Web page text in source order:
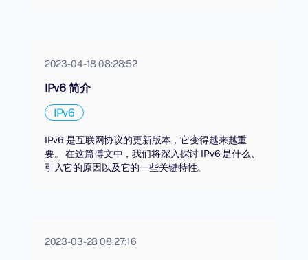
2023-04-18 08:28:52
IPv6 简介
IPv6
IPv6 是互联网协议的更新版本，它变得越来越重
要。 在这篇博文中，我们将深入探讨 IPv6 是什么、
引入它的原因以及它的一些关键特性。
2023-03-28 08:27:16